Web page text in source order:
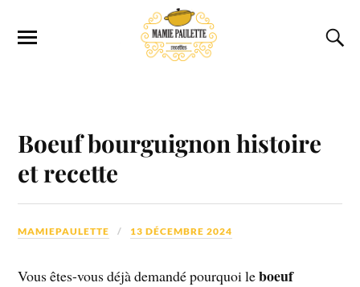
Boeuf bourguignon histoire
et recette
MAMIEPAULETTE 13 DÉCEMBRE 2024
Vous êtes-vous déjà demandé pourquoi leboeuf